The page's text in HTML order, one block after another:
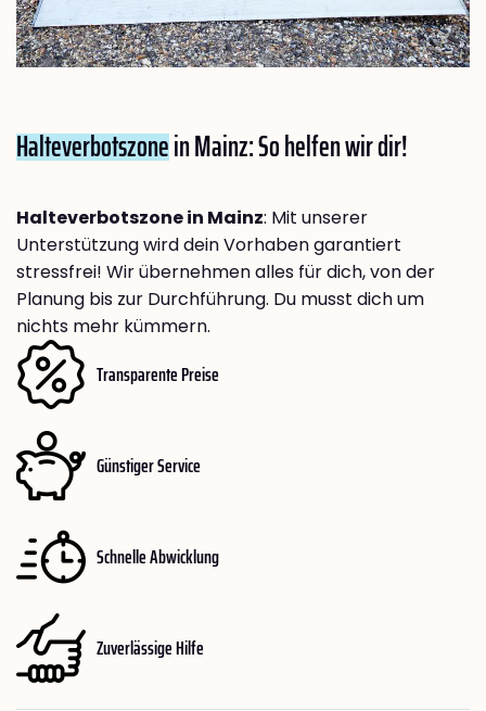
Halteverbotszonein Mainz: So helfen wir dir!
Halteverbotszone in Mainz: Mit unserer
Unterstützung wird dein Vorhaben garantiert
stressfrei! Wir übernehmen alles für dich, von der
Planung bis zur Durchführung. Du musst dich um
nichts mehr kümmern.
Transparente Preise
Günstiger Service
Schnelle Abwicklung
Zuverlässige Hilfe